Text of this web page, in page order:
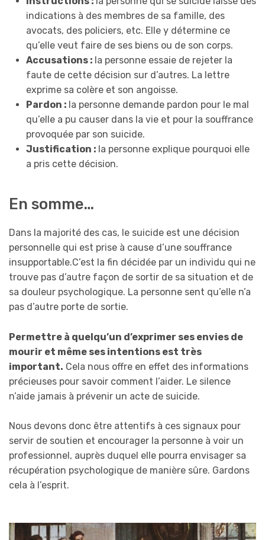
indications à des membres de sa famille, des
avocats, des policiers, etc. Elle y détermine ce
qu’elle veut faire de ses biens ou de son corps.
Accusations : la personne essaie de rejeter la
faute de cette décision sur d’autres. La lettre
exprime sa colère et son angoisse.
Pardon : la personne demande pardon pour le mal
qu’elle a pu causer dans la vie et pour la souffrance
provoquée par son suicide.
Justification : la personne explique pourquoi elle
a pris cette décision.
En somme…
Dans la majorité des cas, le suicide est une décision
personnelle qui est prise à cause d’une souffrance
insupportable.C’est la fin décidée par un individu qui ne
trouve pas d’autre façon de sortir de sa situation et de
sa douleur psychologique. La personne sent qu’elle n’a
pas d’autre porte de sortie.
Permettre à quelqu’un d’exprimer ses envies de
mourir et même ses intentions est très
important. Cela nous offre en effet des informations
précieuses pour savoir comment l’aider. Le silence
n’aide jamais à prévenir un acte de suicide.
Nous devons donc être attentifs à ces signaux pour
servir de soutien et encourager la personne à voir un
professionnel, auprès duquel elle pourra envisager sa
récupération psychologique de manière sûre. Gardons
cela à l’esprit.